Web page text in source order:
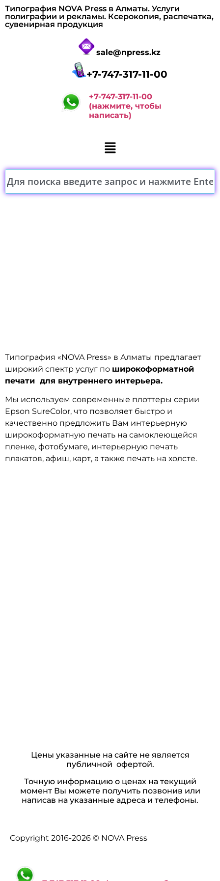
Типография NOVA Press в Алматы. Услуги
полиграфии и рекламы. Ксерокопия, распечатка,
сувенирная продукция
sale@npress.kz
+7-747-317-11-00
+7-747-317-11-00
(нажмите, чтобы
написать)
Типография «NOVA Press» в Алматы предлагает
широкий спектр услуг по широкоформатной
печати для внутреннего интерьера.
Мы используем современные плоттеры серии
Epson SureColor, что позволяет быстро и
качественно предложить Вам интерьерную
широкоформатную печать на самоклеющейся
пленке, фотобумаге, интерьерную печать
плакатов, афиш, карт, а также печать на холсте.
Цены указанные на сайте не является
публичной офертой.
Точную информацию о ценах на текущий
момент Вы можете получить позвонив или
написав на указанные адреса и телефоны.
Copyright 2016-2026 © NOVA Press